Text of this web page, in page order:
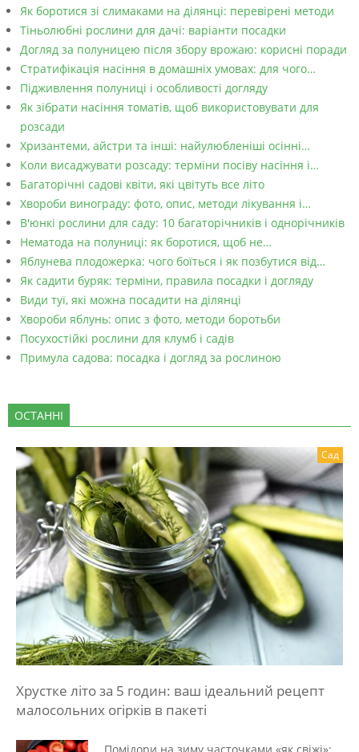
Як боротися зі слимаками на ділянці: перевірені методи
Тіньолюбні рослини для дачі: варіанти посадки
Догляд за полуницею після збору врожаю: корисні поради
Стратифікація насіння в домашніх умовах: для чого…
Підживлення полуниці і особливості догляду
Як зібрати насіння томатів, щоб використовувати для
розсади
Хризантеми, айстри та інші: найулюбленіші осінні…
Коли висаджувати розсаду: терміни посіву насіння і…
Багаторічні садові квіти, які цвітуть все літо
Хвороби винограду: фото, опис, методи лікування і…
В'юнкі рослини для саду: 10 багаторічників і однорічників
Нематода на полуниці: як боротися, щоб не…
Яблунева плодожерка: чого боїться і як позбутися від…
Як садити буряк: терміни, правила посадки і догляду
Види туї, які можна посадити на ділянці
Хвороби яблунь: опис з фото, методи боротьби
Посухостійкі рослини для клумб і садів
Примула садова: посадка і догляд за рослиною
ОСТАННІ
Сад
Хрустке літо за 5 годин: ваш ідеальний рецепт
малосольних огірків в пакеті